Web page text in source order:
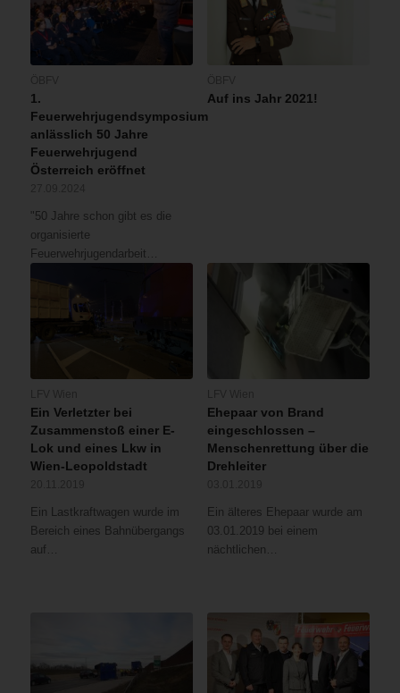
1.
Feuerwehrjugendsymposium
anlässlich 50 Jahre
Feuerwehrjugend
Österreich eröffnet
"50 Jahre schon gibt es die
organisierte
Feuerwehrjugendarbeit…
Auf ins Jahr 2021!
Ein Verletzter bei
Zusammenstoß einer E-
Lok und eines Lkw in
Wien-Leopoldstadt
Ein Lastkraftwagen wurde im
Bereich eines Bahnübergangs
auf…
Ehepaar von Brand
eingeschlossen –
Menschenrettung über die
Drehleiter
Ein älteres Ehepaar wurde am
03.01.2019 bei einem
nächtlichen…